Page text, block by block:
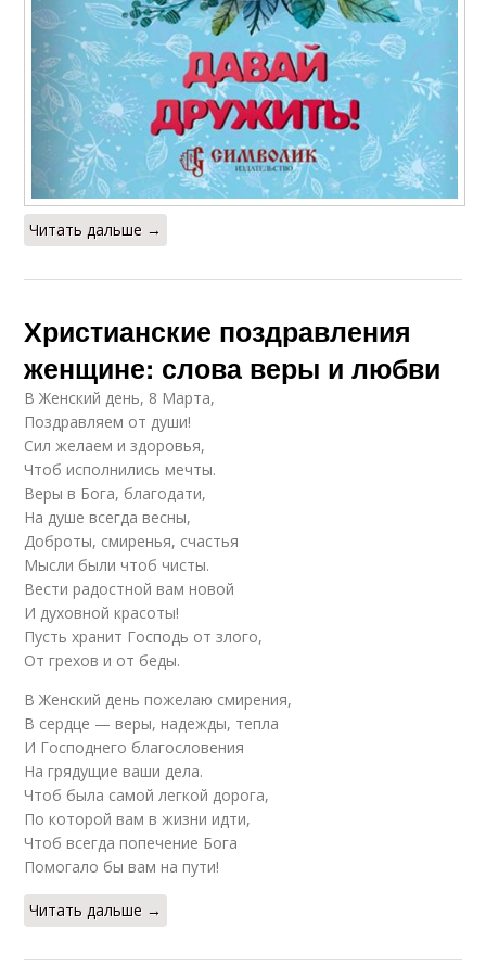
Читать дальше →
Христианские поздравления
женщине: слова веры и любви
В Женский день, 8 Марта,
Поздравляем от души!
Сил желаем и здоровья,
Чтоб исполнились мечты.
Веры в Бога, благодати,
На душе всегда весны,
Доброты, смиренья, счастья
Мысли были чтоб чисты.
Вести радостной вам новой
И духовной красоты!
Пусть хранит Господь от злого,
От грехов и от беды.
В Женский день пожелаю смирения,
В сердце — веры, надежды, тепла
И Господнего благословения
На грядущие ваши дела.
Чтоб была самой легкой дорога,
По которой вам в жизни идти,
Чтоб всегда попечение Бога
Помогало бы вам на пути!
Читать дальше →